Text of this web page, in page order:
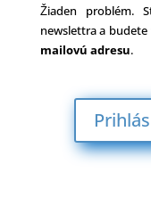
Žiaden problém.
newslettra a
mailovú adresu.